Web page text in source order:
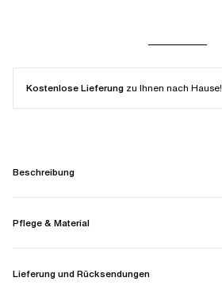
Kostenlose Lieferung zu Ihnen nach Hause!
Beschreibung
Pflege & Material
Lieferung und Rücksendungen